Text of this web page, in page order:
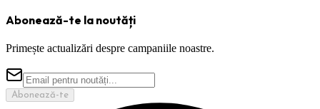
Abonează-te la noutăți
Primește actualizări despre campaniile noastre.
Abonează-te